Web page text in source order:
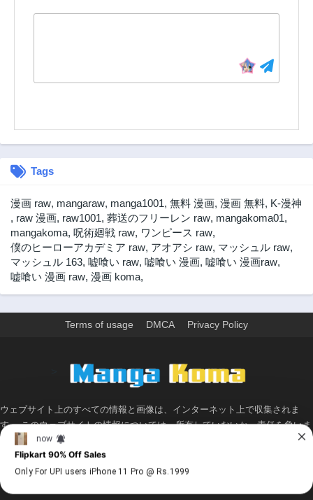
3年前 3年前
第27話
第22話
3年前
第20話
3年前
第19話
3年前
第17話
3年前
第16話
第12話
3年前
3年前 3年前
第7話
3年前
第5話 第4話
Tags
漫画 raw, mangaraw, manga1001, 無料 漫画, 漫画 無料, K-漫神
, raw 漫画, raw1001, 葬送のフリーレン raw, mangakoma01,
mangakoma, 呪術廻戦 raw, ワンピース raw,
僕のヒーローアカデミア raw, アオアシ raw, マッシュル raw,
マッシュル 163, 嘘喰い raw, 嘘喰い 漫画, 嘘喰い 漫画raw,
嘘喰い 漫画 raw, 漫画 koma,
Terms of usage DMCA Privacy Policy
ウェブサイト上のすべての情報と画像は、インターネット上で収集されま
す。 このウェブサイトの情報については、所有していないか、責任を負いま
せん。 個人や組織に影響を与える場合は、必要に応じて、すぐに検討して削
除します。